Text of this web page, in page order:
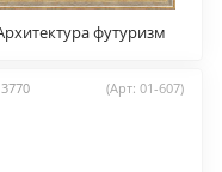
футуризм
3770 (Арт: 01-607)